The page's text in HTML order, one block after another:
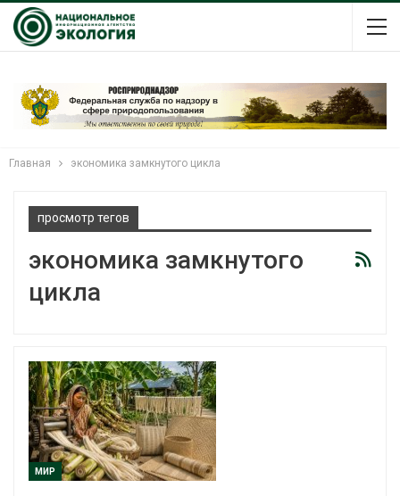
Главная экономика замкнутого цикла
просмотр тегов
экономика замкнутого
цикла
МИР